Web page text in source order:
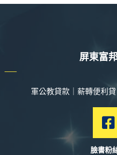
屏東富
軍公教貸款｜薪轉便利
臉書粉